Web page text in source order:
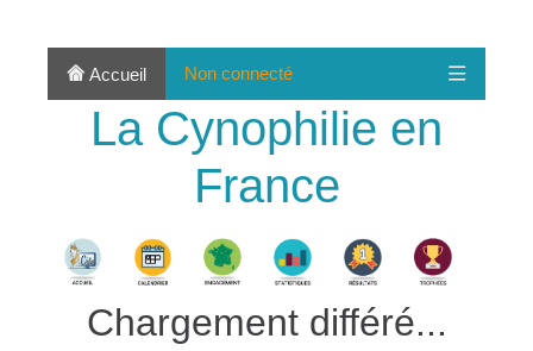
Accueil Non connecté
La Cynophilie en
France
Chargement différé...